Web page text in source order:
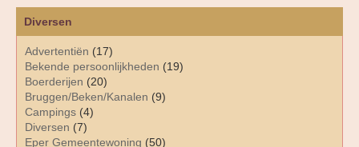
Diversen
Advertentiën (17)
Bekende persoonlijkheden (19)
Boerderijen (20)
Bruggen/Beken/Kanalen (9)
Campings (4)
Diversen (7)
Eper Gemeentewoning (50)